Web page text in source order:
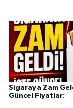
Sigaraya Zam
Güncel Fiyatlar: